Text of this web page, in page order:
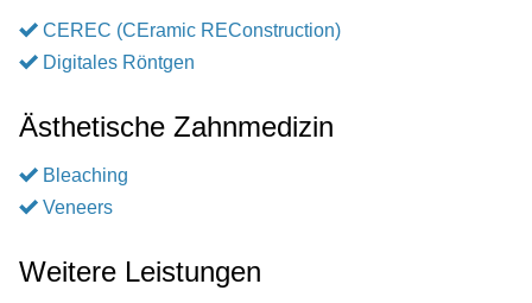
CEREC (CEramic REConstruction)
Digitales Röntgen
Ästhetische Zahnmedizin
Bleaching
Veneers
Weitere Leistungen